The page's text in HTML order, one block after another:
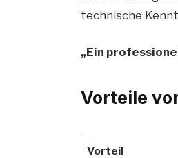
technische
„Ein
Vorteile
Vorteil